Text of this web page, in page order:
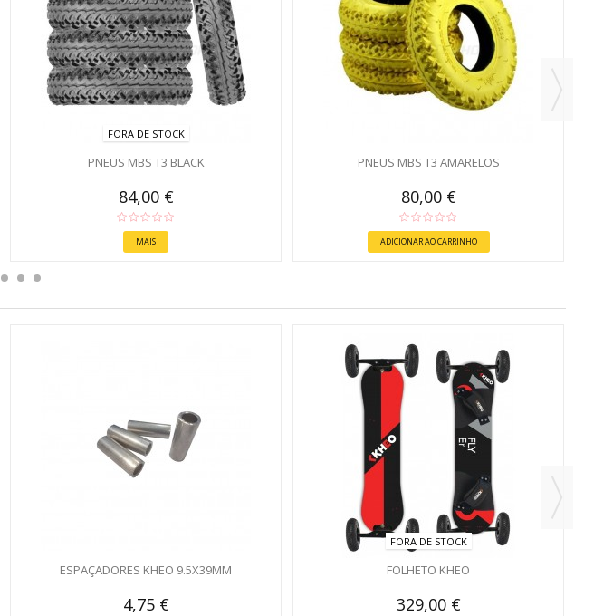
FORA DE STOCK
PNEUS MBS T3 BLACK
84,00 €
MAIS
PNEUS MBS T3 AMARELOS
80,00 €
ADICIONAR AO CARRINHO
ESPAÇADORES KHEO 9.5X39MM
4,75 €
FORA DE STOCK
FOLHETO KHEO
329,00 €